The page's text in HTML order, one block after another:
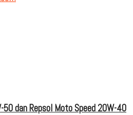
50 dan Repsol Moto Speed 20W-40